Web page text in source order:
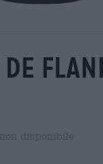
disponibile